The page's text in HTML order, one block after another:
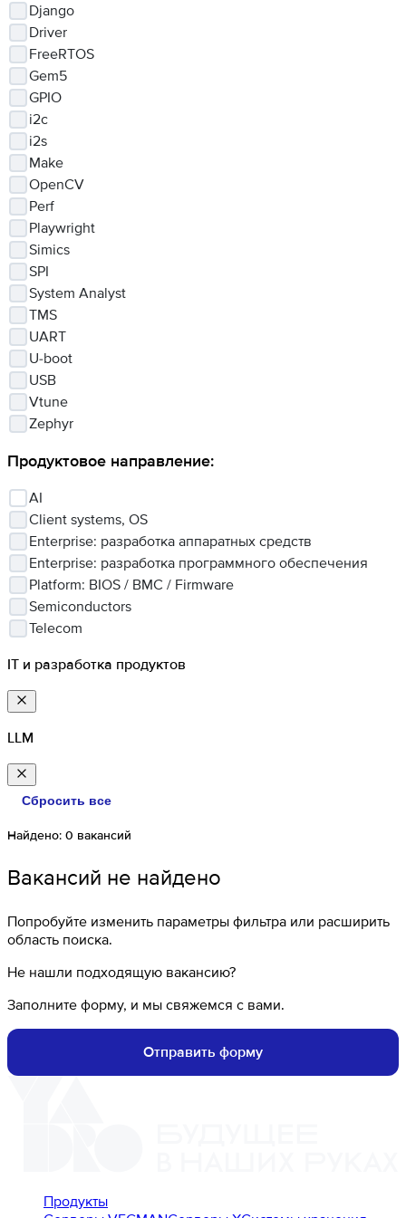
Django
Driver
FreeRTOS
Gem5
GPIO
i2c
i2s
Make
OpenCV
Perf
Playwright
Simics
SPI
System Analyst
TMS
UART
U-boot
USB
Vtune
Zephyr
Продуктовое направление:
AI
Client systems, OS
Enterprise: разработка аппаратных средств
Enterprise: разработка программного обеспечения
Platform: BIOS / BMC / Firmware
Semiconductors
Telecom
IT и разработка продуктов
LLM
Сбросить все
Найдено: 0 вакансий
Вакансий не найдено
Попробуйте изменить параметры фильтра или расширить
область поиска.
Не нашли подходящую вакансию?
Заполните форму, и мы свяжемся с вами.
Отправить форму
Продукты